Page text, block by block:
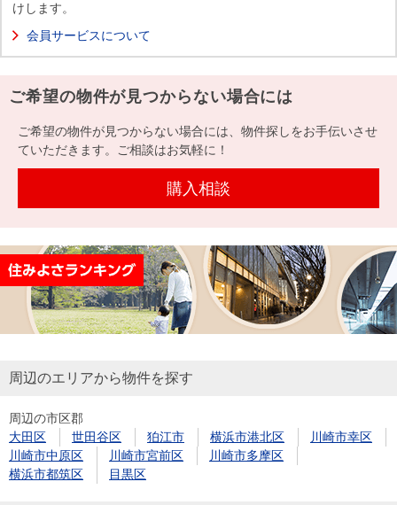
中古
マン
ンを
探す
築・
一戸
建て
す
用
物
件
を
す
件を
探す
購入向け
サービス
住宅ロー
ンシミュ
住まい1プ
ラス（お
無
料
定
却
談
売却
金額
試算
売却向け
周辺相場
住まい1プ
住まいと
暮らしの
売却ガイ
ド
店舗のご
案内（首
案内（名
案内（関
ごあいさ
つ
要
Way
経営ビジ
ョン
組織図
役員一
沿革
本社地
図
（電子ブ
ック版）
新卒採用
情報
採用情報
採用情報
提携企業にお勤めの方
閉じる
けします。
会員サービスについて
ご希望の物件が見つからない場合には
ご希望の物件が見つからない場合には、物件探しをお手伝いさせ
ていただきます。ご相談はお気軽に！
購入相談
周辺のエリアから物件を探す
周辺の市区郡
大田区
世田谷区 狛江市 横浜市港北区
川崎市幸区
川崎市中原区
川崎市宮前区
川崎市多摩区
横浜市都筑区
目黒区